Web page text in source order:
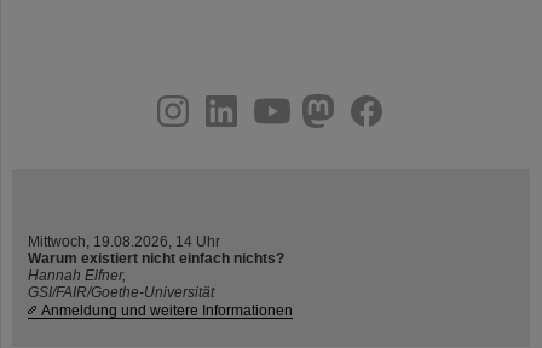
youtube
helmholtz.social
facebook
Mittwoch, 19.08.2026, 14 Uhr
Warum existiert nicht einfach nichts?
Hannah Elfner,
GSI/FAIR/Goethe-Universität
Anmeldung und weitere Informationen